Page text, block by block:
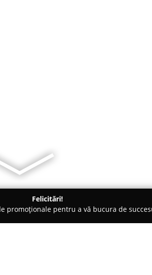
Felicitări!
promoționale pentru a vă bucura de